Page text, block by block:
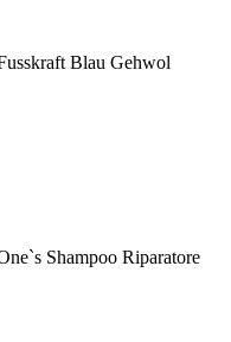
Blau Gehwol
Shampoo Riparatore